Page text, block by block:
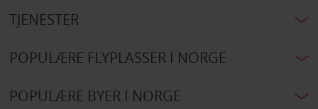
TJENESTER
POPULÆRE FLYPLASSER I NORGE
POPULÆRE BYER I NORGE